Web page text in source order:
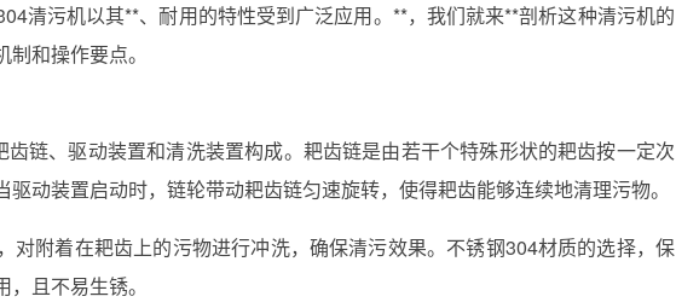
清污机以其**、耐用的特性受到广泛应用。**，我们就来**剖析这种清污机的
和操作要点。
链、驱动装置和清洗装置构成。耙齿链是由若干个特殊形状的耙齿按一定次
动装置启动时，链轮带动耙齿链匀速旋转，使得耙齿能够连续地清理污物。
对附着在耙齿上的污物进行冲洗，确保清污效果。不锈钢304材质的选择，保
且不易生锈。